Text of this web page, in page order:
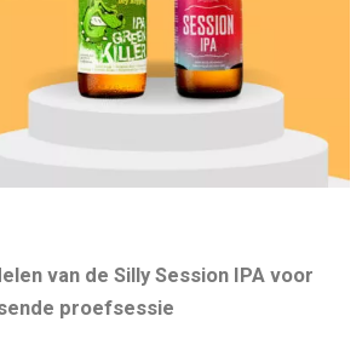
van de Silly Session IPA voor
proefsessie